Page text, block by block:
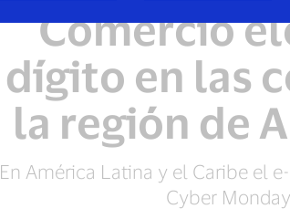
Comercio
dígito en las
la región de
En América Latina y el Caribe el
Cyber